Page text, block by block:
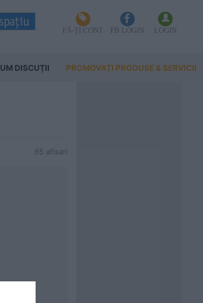
FĂ-ȚI CONT FB LOGIN LOGIN
DISCUŢII PROMOVAȚI PRODUSE & SERVICII
65 afisari